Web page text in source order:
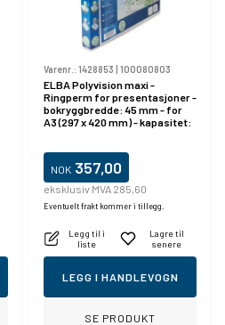
Varenr.: 1428853 | 100080803
ELBA Polyvision maxi -
Ringperm for presentasjoner -
bokryggbredde: 45 mm - for
A3 (297 x 420 mm) - kapasitet:
NOK 357,00
eksklusiv MVA 285,60
Eventuelt frakt kommer i tillegg.
Legg til i
liste
Lagre til
senere
LEGG I HANDLEVOGN
SE PRODUKT